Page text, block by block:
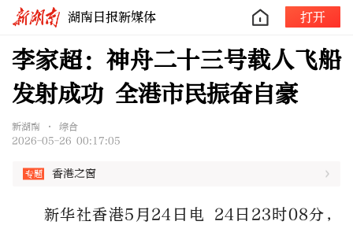
湖南日报新媒体 打开
李家超：神舟二十三号载人飞船
发射成功 全港市民振奋自豪
新湖南 • 综合
2026-05-26 00:17:05
香港之窗
新华社香港5月24日电 24日23时08分，